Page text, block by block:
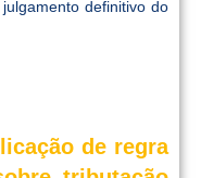
definitivo do
de regra